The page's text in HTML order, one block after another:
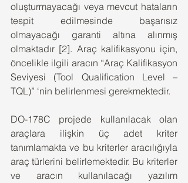
oluşturmayacağı veya mevcut hataların
tespit edilmesinde başarısız
olmayacağı garanti altına alınmış
olmaktadır [2]. Araç kalifikasyonu için,
öncelikle ilgili aracın “Araç Kalifikasyon
Seviyesi (Tool Qualification Level –
TQL)” ‘nin belirlenmesi gerekmektedir.
DO-178C projede kullanılacak olan
araçlara ilişkin üç adet kriter
tanımlamakta ve bu kriterler aracılığıyla
araç türlerini belirlemektedir. Bu kriterler
ve aracın kullanılacağı yazılım